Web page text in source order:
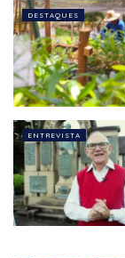
DESTAQUES
ENTREVISTA